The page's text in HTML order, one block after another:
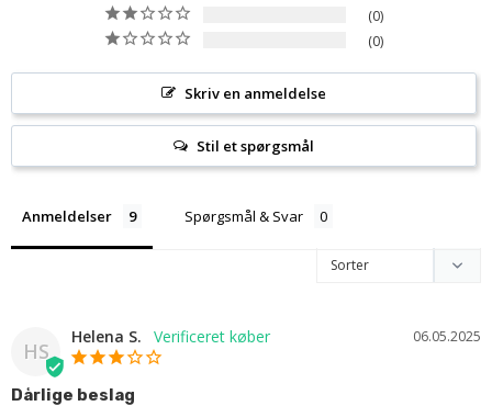
0
0
Skriv en anmeldelse
Stil et spørgsmål
Anmeldelser Spørgsmål & Svar
HS
06.05.2025
Helena S.
Dårlige beslag